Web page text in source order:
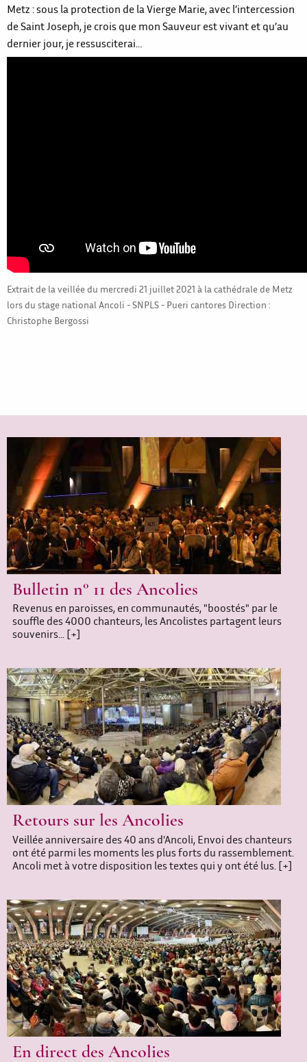
Metz : sous la protection de la Vierge Marie, avec l’intercession
de Saint Joseph, je crois que mon Sauveur est vivant et qu’au
dernier jour, je ressusciterai…
Extrait de la veillée du mercredi 21 juillet 2021 à la cathédrale de Metz
lors du stage national Ancoli - SNPLS - Pueri cantores Direction :
Christophe Bergossi
Bulletin n° 11 des Ancolies
Revenus en paroisses, en communautés, "boostés" par le
souffle des 4000 chanteurs, les Ancolistes partagent leurs
souvenirs... [+]
Retours sur les Ancolies
Veillée anniversaire des 40 ans d'Ancoli, Envoi des chanteurs
ont été parmi les moments les plus forts du rassemblement.
Ancoli met à votre disposition les textes qui y ont été lus. [+]
En direct des Ancolies